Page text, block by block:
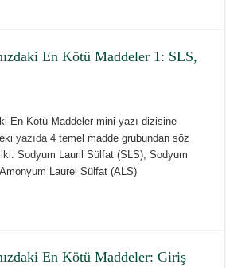
En Kötü Maddeler 1: SLS,
En Kötü Maddeler mini yazı dizisine
yazıda4 temel madde grubundan söz
Sodyum Lauril Sülfat (SLS), Sodyum
Laurel Sülfat (ALS)
En Kötü Maddeler: Giriş